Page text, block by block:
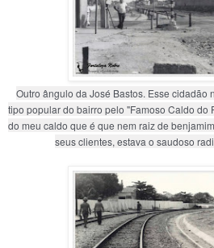
Outro ângulo da José Bastos. Esse cidadão
tipo popular do bairro pelo "Famoso Caldo do
do meu caldo que é que nem raiz de
seus clientes, estava o saudoso